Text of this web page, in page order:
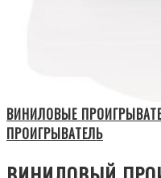
ВИНИЛОВЫЕ
ПРОИГРЫВАТЕЛЬ